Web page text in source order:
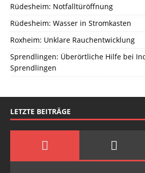
Rüdesheim: Notfalltüröffnung
Rüdesheim: Wasser in Stromkasten
Roxheim: Unklare Rauchentwicklung
Sprendlingen: Überörtliche Hilfe bei
Sprendlingen
LETZTE BEITRÄGE